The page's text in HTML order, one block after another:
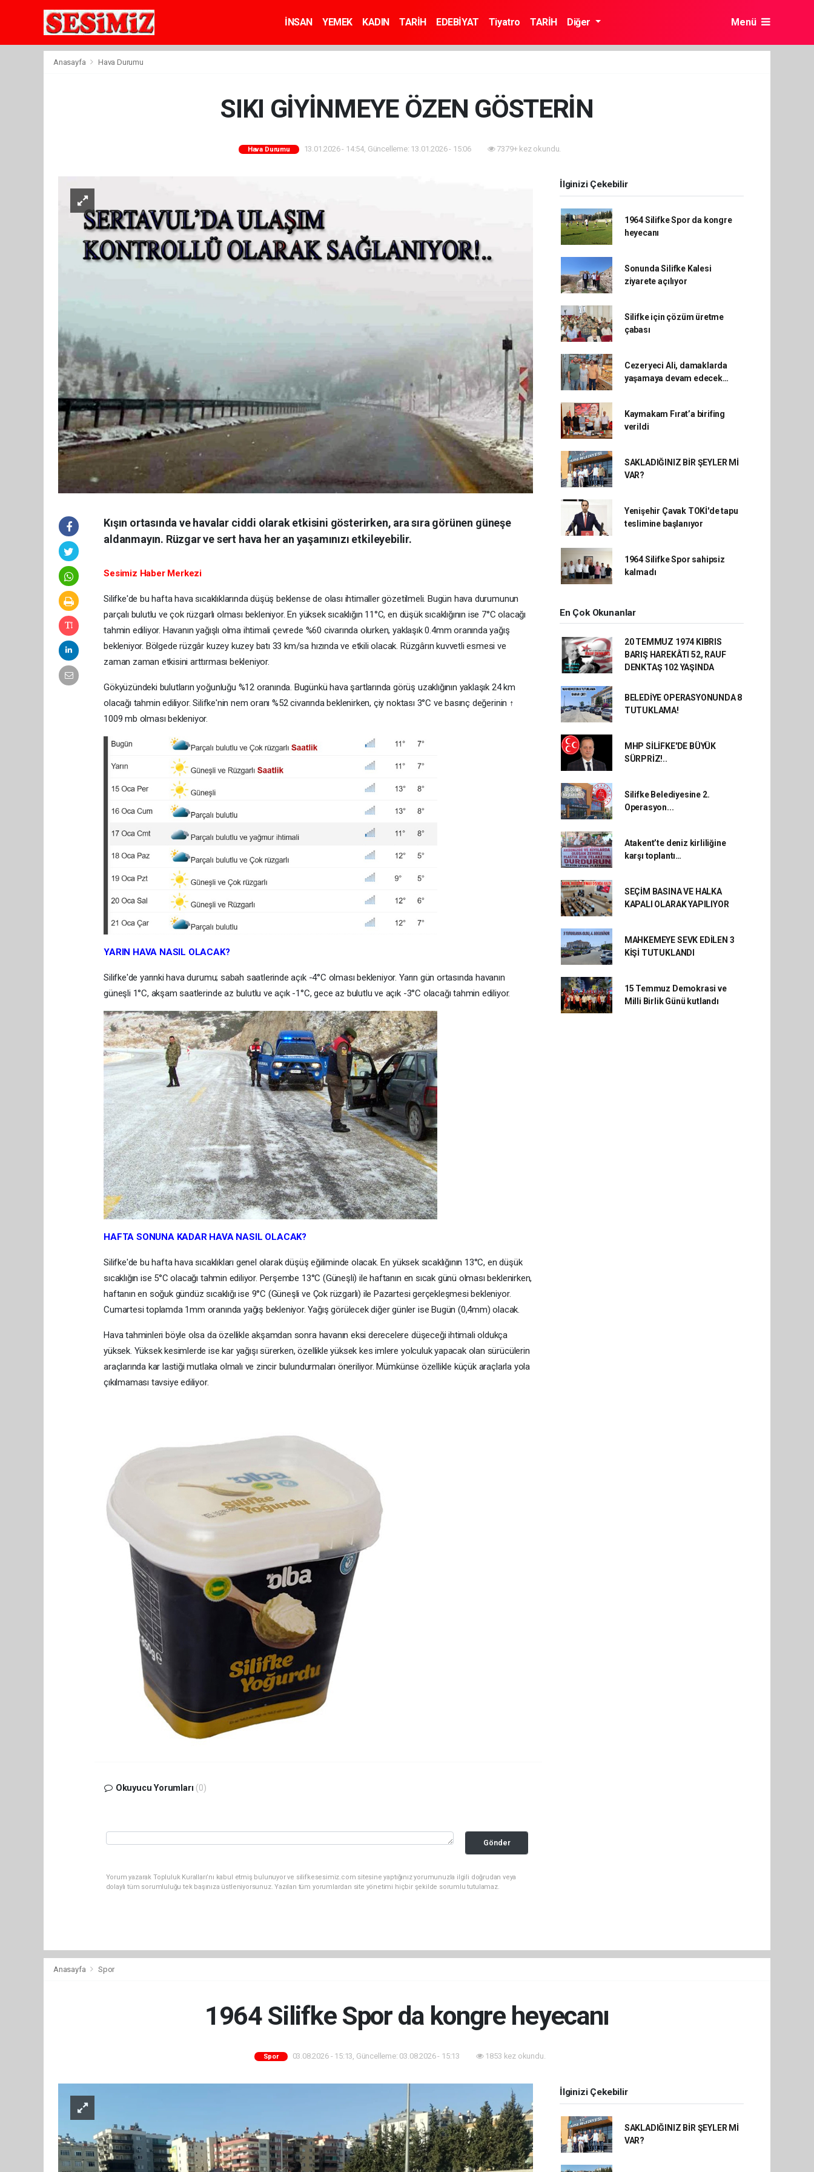
İNSAN YEMEK KADIN TARİH EDEBİYAT Tiyatro TARİH Diğer Menü
Anasayfa Hava Durumu
SIKI GİYİNMEYE ÖZEN GÖSTERİN
Hava Durumu 13.01.2026 - 14:54, Güncelleme: 13.01.2026 - 15:06 7379+ kez okundu.
Kışın ortasında ve havalar ciddi olarak etkisini gösterirken, ara sıra görünen güneşe
aldanmayın. Rüzgar ve sert hava her an yaşamınızı etkileyebilir.
Sesimiz Haber Merkezi
Silifke'de bu hafta hava sıcaklıklarında düşüş beklense de olası ihtimaller gözetilmeli. Bugün hava durumunun
parçalı bulutlu ve çok rüzgarlı olması bekleniyor. En yüksek sıcaklığın 11°C, en düşük sıcaklığının ise 7°C olacağı
tahmin ediliyor. Havanın yağışlı olma ihtimali çevrede %60 civarında olurken, yaklaşık 0.4mm oranında yağış
bekleniyor. Bölgede rüzgâr kuzey kuzey batı 33 km/sa hızında ve etkili olacak. Rüzgârın kuvvetli esmesi ve
zaman zaman etkisini arttırması bekleniyor.
Gökyüzündeki bulutların yoğunluğu %12 oranında. Bugünkü hava şartlarında görüş uzaklığının yaklaşık 24 km
olacağı tahmin ediliyor. Silifke'nin nem oranı %52 civarında beklenirken, çiy noktası 3°C ve basınç değerinin ↑
1009 mb olması bekleniyor.
YARIN HAVA NASIL OLACAK?
Silifke'de yarınki hava durumu; sabah saatlerinde açık -4°C olması bekleniyor. Yarın gün ortasında havanın
güneşli 1°C, akşam saatlerinde az bulutlu ve açık -1°C, gece az bulutlu ve açık -3°C olacağı tahmin ediliyor.
HAFTA SONUNA KADAR HAVA NASIL OLACAK?
Silifke'de bu hafta hava sıcaklıkları genel olarak düşüş eğiliminde olacak. En yüksek sıcaklığının 13°C, en düşük
sıcaklığın ise 5°C olacağı tahmin ediliyor. Perşembe 13°C (Güneşli) ile haftanın en sıcak günü olması beklenirken,
haftanın en soğuk gündüz sıcaklığı ise 9°C (Güneşli ve Çok rüzgarlı) ile Pazartesi gerçekleşmesi bekleniyor.
Cumartesi toplamda 1mm oranında yağış bekleniyor. Yağış görülecek diğer günler ise Bugün (0,4mm) olacak.
Hava tahminleri böyle olsa da özellikle akşamdan sonra havanın eksi derecelere düşeceği ihtimali oldukça
yüksek. Yüksek kesimlerde ise kar yağışı sürerken, özellikle yüksek kes imlere yolculuk yapacak olan sürücülerin
araçlarında kar lastiği mutlaka olmalı ve zincir bulundurmaları öneriliyor. Mümkünse özellikle küçük araçlarla yola
çıkılmaması tavsiye ediliyor.
Okuyucu Yorumları (0)
Gönder
Yorum yazarak Topluluk Kuralları’nı kabul etmiş bulunuyor ve silifkesesimiz.com sitesine yaptığınız yorumunuzla ilgili doğrudan veya
dolaylı tüm sorumluluğu tek başınıza üstleniyorsunuz. Yazılan tüm yorumlardan site yönetimi hiçbir şekilde sorumlu tutulamaz.
İlginizi Çekebilir
1964 Silifke Spor da kongre
heyecanı
Sonunda Silifke Kalesi
ziyarete açılıyor
Silifke için çözüm üretme
çabası
Cezeryeci Ali, damaklarda
yaşamaya devam edecek…
Kaymakam Fırat’a birifing
verildi
SAKLADIĞINIZ BİR ŞEYLER Mİ
VAR?
Yenişehir Çavak TOKİ'de tapu
teslimine başlanıyor
1964 Silifke Spor sahipsiz
kalmadı
En Çok Okunanlar
20 TEMMUZ 1974 KIBRIS
BARIŞ HAREKÂTI 52, RAUF
DENKTAŞ 102 YAŞINDA
BELEDİYE OPERASYONUNDA 8
TUTUKLAMA!
MHP SİLİFKE'DE BÜYÜK
SÜRPRİZ!..
Silifke Belediyesine 2.
Operasyon...
Atakent’te deniz kirliliğine
karşı toplantı…
SEÇİM BASINA VE HALKA
KAPALI OLARAK YAPILIYOR
MAHKEMEYE SEVK EDİLEN 3
KİŞİ TUTUKLANDI
15 Temmuz Demokrasi ve
Milli Birlik Günü kutlandı
Anasayfa Spor
1964 Silifke Spor da kongre heyecanı
Spor 03.08.2026 - 15:13, Güncelleme: 03.08.2026 - 15:13 1853 kez okundu.
İlginizi Çekebilir
SAKLADIĞINIZ BİR ŞEYLER Mİ
VAR?